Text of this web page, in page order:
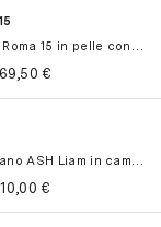
Stivale Via Roma 15 in pelle con ze...
€
€